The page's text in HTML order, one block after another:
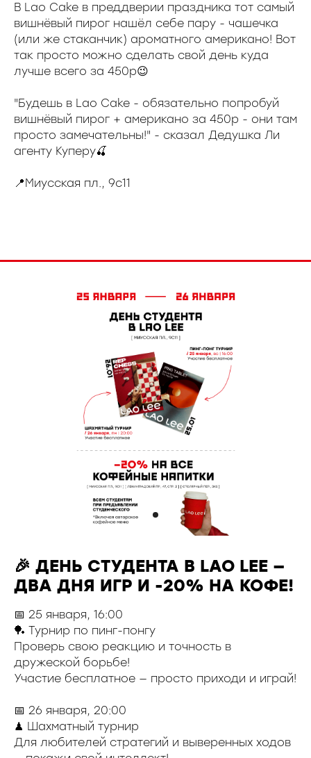
В Lao Cake в преддверии праздника тот самый
вишнёвый пирог нашёл себе пару - чашечка
(или же стаканчик) ароматного американо! Вот
так просто можно сделать свой день куда
лучше всего за 450р😉
"Будешь в Lao Cake - обязательно попробуй
вишнёвый пирог + американо за 450р - они там
просто замечательны!" - сказал Дедушка Ли
агенту Куперу🍒
📍Миусская пл., 9с11
🎉 ДЕНЬ СТУДЕНТА В LAO LEE —
ДВА ДНЯ ИГР И -20% НА КОФЕ!
📅 25 января, 16:00
🏓 Турнир по пинг-понгу
Проверь свою реакцию и точность в
дружеской борьбе!
Участие бесплатное — просто приходи и играй!
📅 26 января, 20:00
♟ Шахматный турнир
Для любителей стратегий и выверенных ходов